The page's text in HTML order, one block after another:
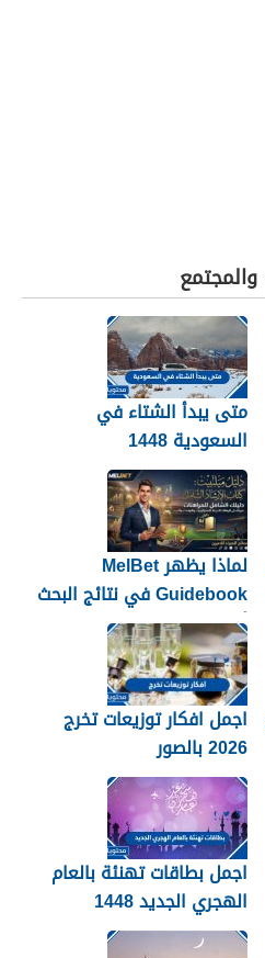
متى يبدأ الشتاء في
السعودية 1448
لماذا يظهر MelBet
Guidebook في نتائج البحث
أكثر من صفحات كثيرة؟
اجمل افكار توزيعات تخرج
2026 بالصور
اجمل بطاقات تهنئة بالعام
الهجري الجديد 1448